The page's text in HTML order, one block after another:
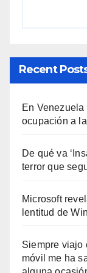
Recent
En
ocupación a
De qué va
terror que
Microsoft
lentitud de
Siempre viajo
móvil me ha